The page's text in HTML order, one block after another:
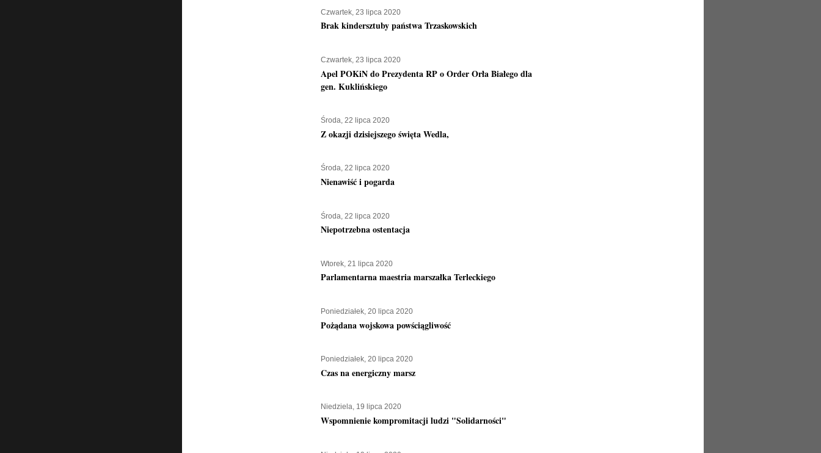
Czwartek, 23 lipca 2020
Brak kindersztuby państwa Trzaskowskich
Czwartek, 23 lipca 2020
Apel POKiN do Prezydenta RP o Order Orła Białego dla
gen. Kuklińskiego
Środa, 22 lipca 2020
Z okazji dzisiejszego święta Wedla,
Środa, 22 lipca 2020
Nienawiść i pogarda
Środa, 22 lipca 2020
Niepotrzebna ostentacja
Wtorek, 21 lipca 2020
Parlamentarna maestria marszałka Terleckiego
Poniedziałek, 20 lipca 2020
Pożądana wojskowa powściągliwość
Poniedziałek, 20 lipca 2020
Czas na energiczny marsz
Niedziela, 19 lipca 2020
Wspomnienie kompromitacji ludzi "Solidarności"